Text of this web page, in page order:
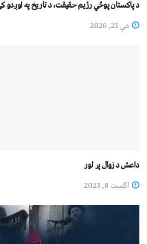
د پاکستان پوځي رژیم حقیقت، د تاریخ په اوږدو
مې 21, 2026
داعش د ﺯوال پر لور
اگست 8, 2023